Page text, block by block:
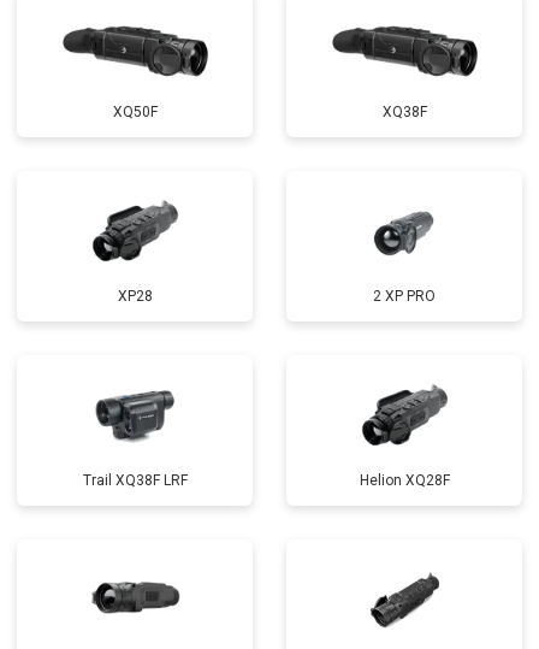
XQ50F XQ38F
XP28 2 XP PRO
Trail XQ38F LRF Helion XQ28F